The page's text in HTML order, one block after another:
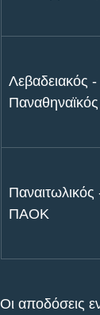
Λεβαδειακός -
Παναθηναϊκός
Παναιτωλικός
ΠΑΟΚ
Οι αποδόσεις